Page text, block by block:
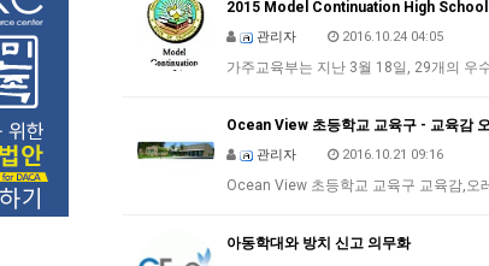
2015 Model Continuation High
관리자 2016.10.24 04:05
가주교육부는 지난 3월 18일, 29개의
Ocean View 초등학교 교육구 - 교육감
관리자 2016.10.21 09:16
Ocean View 초등학교 교육구 교육감,
아동학대와 방치 신고 의무화